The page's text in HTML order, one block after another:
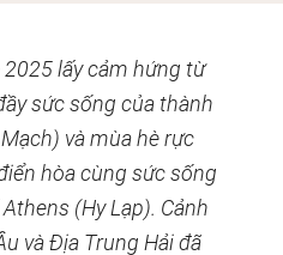
lấy cảm hứng từ
sức sống của thành
và mùa hè rực
hòa cùng sức sống
(Hy Lạp). Cảnh
và Địa Trung Hải đã